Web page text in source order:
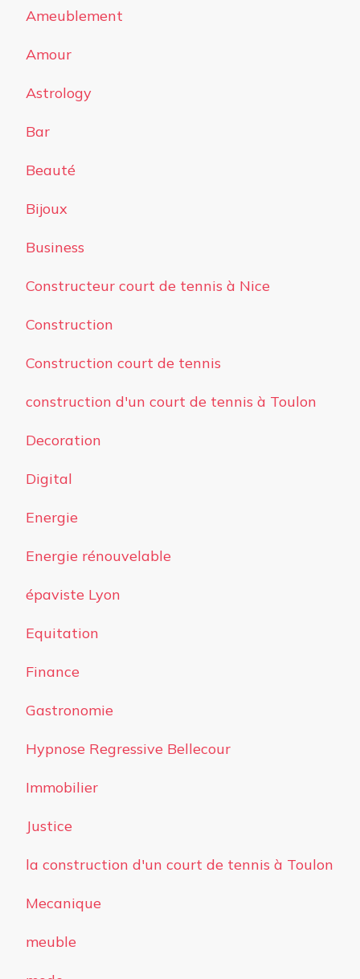
Ameublement
Amour
Astrology
Bar
Beauté
Bijoux
Business
Constructeur court de tennis à Nice
Construction
Construction court de tennis
construction d'un court de tennis à Toulon
Decoration
Digital
Energie
Energie rénouvelable
épaviste Lyon
Equitation
Finance
Gastronomie
Hypnose Regressive Bellecour
Immobilier
Justice
la construction d'un court de tennis à Toulon
Mecanique
meuble